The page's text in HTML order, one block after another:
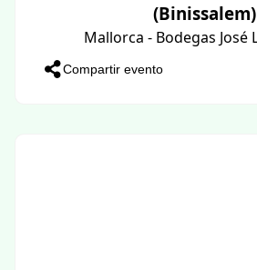
(Binissalem)
Mallorca - Bodegas José
Compartir evento